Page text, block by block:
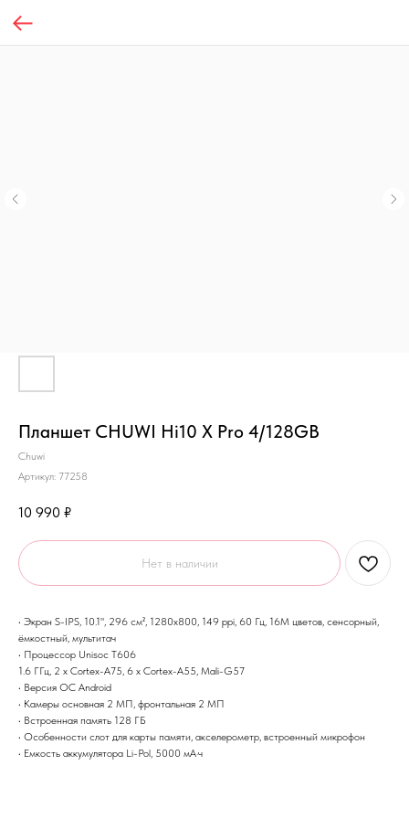
Планшет CHUWI Hi10 X Pro 4/128GB
Chuwi
Артикул: 77258
10 990 ₽
Нет в наличии
• Экран S-IPS, 10.1", 296 см², 1280x800, 149 ppi, 60 Гц, 16M цветов, сенсорный,
ёмкостный, мультитач
• Процессор Unisoc T606
1.6 ГГц, 2 x Cortex-A75, 6 x Cortex-A55, Mali-G57
• Версия ОС Android
• Камеры основная 2 МП, фронтальная 2 МП
• Встроенная память 128 ГБ
• Особенности cлот для карты памяти, акселерометр, встроенный микрофон
• Емкость аккумулятора Li-Pol, 5000 мА·ч